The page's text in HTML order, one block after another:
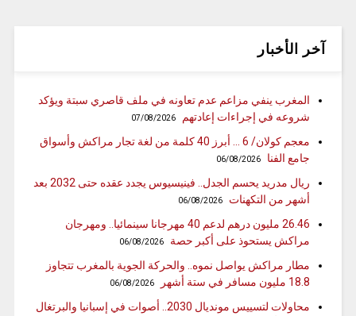
آخر الأخبار
المغرب ينفي مزاعم عدم تعاونه في ملف قاصري سبتة ويؤكد
شروعه في إجراءات إعادتهم
07/08/2026
معجم كولان/ 6 … أبرز 40 كلمة من لغة تجار مراكش وأسواق
جامع الفنا
06/08/2026
ريال مدريد يحسم الجدل.. فينيسيوس يجدد عقده حتى 2032 بعد
أشهر من التكهنات
06/08/2026
26.46 مليون درهم لدعم 40 مهرجانا سينمائيا.. ومهرجان
مراكش يستحوذ على أكبر حصة
06/08/2026
مطار مراكش يواصل نموه.. والحركة الجوية بالمغرب تتجاوز
18.8 مليون مسافر في ستة أشهر
06/08/2026
محاولات لتسييس مونديال 2030.. أصوات في إسبانيا والبرتغال